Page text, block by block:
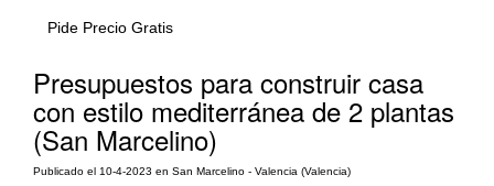
Pide Precio Gratis
Presupuestos para construir casa
con estilo mediterránea de 2 plantas
(San Marcelino)
Publicado el 10-4-2023 en San Marcelino - Valencia (Valencia)